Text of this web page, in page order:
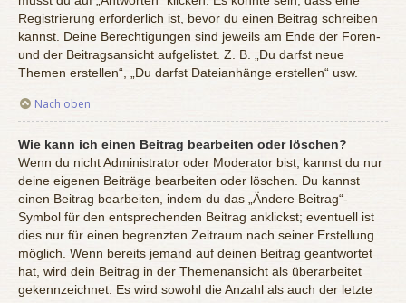
Registrierung erforderlich ist, bevor du einen Beitrag schreiben
kannst. Deine Berechtigungen sind jeweils am Ende der Foren-
und der Beitragsansicht aufgelistet. Z. B. „Du darfst neue
Themen erstellen“, „Du darfst Dateianhänge erstellen“ usw.
Nach oben
Wie kann ich einen Beitrag bearbeiten oder löschen?
Wenn du nicht Administrator oder Moderator bist, kannst du nur
deine eigenen Beiträge bearbeiten oder löschen. Du kannst
einen Beitrag bearbeiten, indem du das „Ändere Beitrag“-
Symbol für den entsprechenden Beitrag anklickst; eventuell ist
dies nur für einen begrenzten Zeitraum nach seiner Erstellung
möglich. Wenn bereits jemand auf deinen Beitrag geantwortet
hat, wird dein Beitrag in der Themenansicht als überarbeitet
gekennzeichnet. Es wird sowohl die Anzahl als auch der letzte